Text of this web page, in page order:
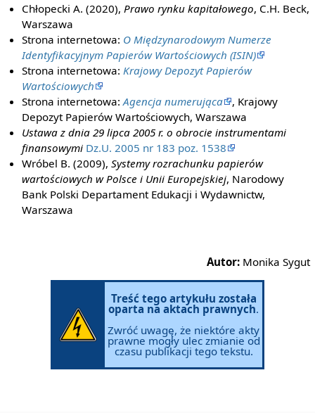
Chłopecki A. (2020), Prawo rynku kapitałowego, C.H. Beck,
Warszawa
Strona internetowa: O Międzynarodowym Numerze
Identyfikacyjnym Papierów Wartościowych (ISIN)
Strona internetowa: Krajowy Depozyt Papierów
Wartościowych
Strona internetowa:Agencja numerująca
, Krajowy
Depozyt Papierów Wartościowych, Warszawa
Ustawa z dnia 29 lipca 2005 r. o obrocie instrumentami
finansowymi Dz.U. 2005 nr 183 poz. 1538
Wróbel B. (2009),Systemy rozrachunku papierów
wartościowych w Polsce i Unii Europejskiej, Narodowy
Bank Polski Departament Edukacji i Wydawnictw,
Warszawa
Autor: Monika Sygut
Treść tego artykułu została
oparta na aktach prawnych.
Zwróć uwagę, że niektóre akty
prawne mogły ulec zmianie od
czasu publikacji tego tekstu.